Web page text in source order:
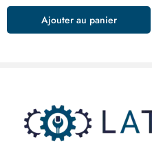
Ajouter au panier